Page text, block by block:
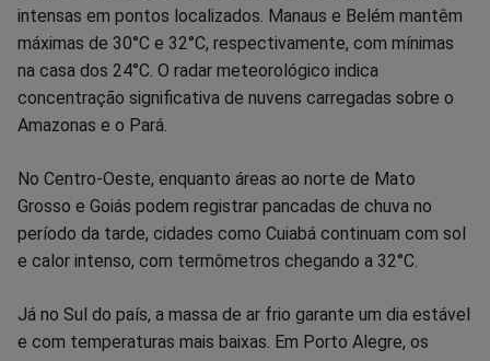
intensas em pontos localizados. Manaus e Belém mantêm
máximas de 30°C e 32°C, respectivamente, com mínimas
na casa dos 24°C. O radar meteorológico indica
concentração significativa de nuvens carregadas sobre o
Amazonas e o Pará.
No Centro-Oeste, enquanto áreas ao norte de Mato
Grosso e Goiás podem registrar pancadas de chuva no
período da tarde, cidades como Cuiabá continuam com sol
e calor intenso, com termômetros chegando a 32°C.
Já no Sul do país, a massa de ar frio garante um dia estável
e com temperaturas mais baixas. Em Porto Alegre, os